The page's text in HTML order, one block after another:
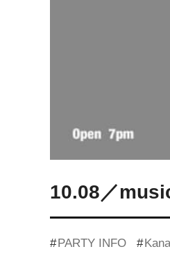
10.08／
PARTY INFO